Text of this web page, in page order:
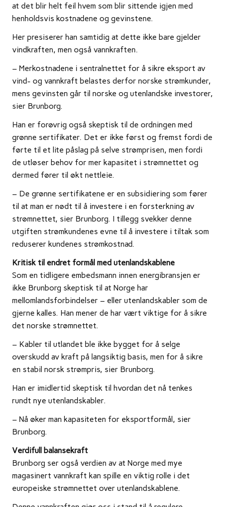
at det blir helt feil hvem som blir sittende igjen med
henholdsvis kostnadene og gevinstene.
Her presiserer han samtidig at dette ikke bare gjelder
vindkraften, men også vannkraften.
– Merkostnadene i sentralnettet for å sikre eksport av
vind- og vannkraft belastes derfor norske strømkunder,
mens gevinsten går til norske og utenlandske investorer,
sier Brunborg.
Han er forøvrig også skeptisk til de ordningen med
grønne sertifikater. Det er ikke først og fremst fordi de
førte til et lite påslag på selve strømprisen, men fordi
de utløser behov for mer kapasitet i strømnettet og
dermed fører til økt nettleie.
– De grønne sertifikatene er en subsidiering som fører
til at man er nødt til å investere i en forsterkning av
strømnettet, sier Brunborg. I tillegg svekker denne
utgiften strømkundenes evne til å investere i tiltak som
reduserer kundenes strømkostnad.
Kritisk til endret formål med utenlandskablene
Som en tidligere embedsmann innen energibransjen er
ikke Brunborg skeptisk til at Norge har
mellomlandsforbindelser – eller utenlandskabler som de
gjerne kalles. Han mener de har vært viktige for å sikre
det norske strømnettet.
– Kabler til utlandet ble ikke bygget for å selge
overskudd av kraft på langsiktig basis, men for å sikre
en stabil norsk strømpris, sier Brunborg.
Han er imidlertid skeptisk til hvordan det nå tenkes
rundt nye utenlandskabler.
– Nå øker man kapasiteten for eksportformål, sier
Brunborg.
Verdifull balansekraft
Brunborg ser også verdien av at Norge med mye
magasinert vannkraft kan spille en viktig rolle i det
europeiske strømnettet over utenlandskablene.